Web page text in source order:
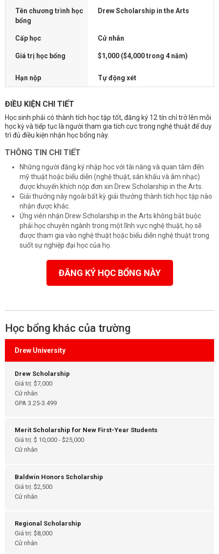
Tên chương trình học
bổng
Drew Scholarship in the Arts
Cấp học Cử nhân
Giá trị học bổng $1,000 ($4,000 trong 4 năm)
Hạn nộp Tự động xét
ĐIỀU KIỆN CHI TIẾT
Học sinh phải có thành tích học tập tốt, đăng ký 12 tín chỉ trở lên mỗi
học kỳ và tiếp tục là người tham gia tích cực trong nghệ thuật để duy
trì đủ điều kiện nhận học bổng này.
THÔNG TIN CHI TIẾT
Những người đăng ký nhập học với tài năng và quan tâm đến
mỹ thuật hoặc biểu diễn (nghệ thuật, sân khấu và âm nhạc)
được khuyến khích nộp đơn xin Drew Scholarship in the Arts.
Giải thưởng này ngoài bất kỳ giải thưởng thành tích học tập nào
nhận được khác.
Ứng viên nhận Drew Scholarship in the Arts không bắt buộc
phải học chuyên ngành trong một lĩnh vực nghệ thuật, họ sẽ
được tham gia vào nghệ thuật hoặc biểu diễn nghệ thuật trong
suốt sự nghiệp đại học của họ.
ĐĂNG KÝ HỌC BỔNG NÀY
Học bổng khác của trường
Drew University
Drew Scholarship
Giá trị: $7,000
Cử nhân
GPA 3.25-3.499
Merit Scholarship for New First-Year Students
Giá trị: $ 10,000 - $25,000
Cử nhân
Baldwin Honors Scholarship
Giá trị: $2,500
Cử nhân
Regional Scholarship
Giá trị: $8,000
Cử nhân